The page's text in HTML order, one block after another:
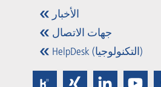
الأخبار
جهات الاتصال
HelpDesk (التكنولوجيا)